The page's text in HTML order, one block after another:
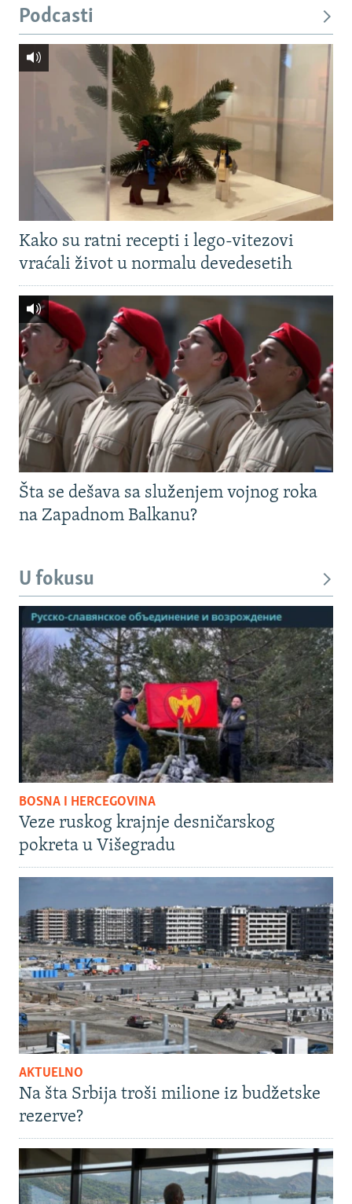
Podcasti
Kako su ratni recepti i lego-vitezovi
vraćali život u normalu devedesetih
Šta se dešava sa služenjem vojnog roka
na Zapadnom Balkanu?
U fokusu
BOSNA I HERCEGOVINA
Veze ruskog krajnje desničarskog
pokreta u Višegradu
AKTUELNO
Na šta Srbija troši milione iz budžetske
rezerve?